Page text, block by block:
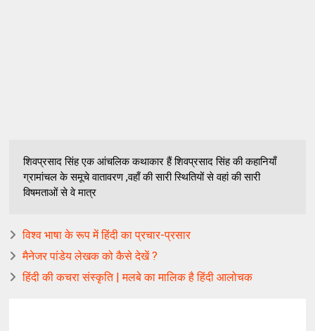
शिवप्रसाद सिंह एक आंचलिक कथाकार हैं शिवप्रसाद सिंह की कहानियाँ
ग्रामांचल के समूचे वातावरण ,वहाँ की सारी स्थितियों से वहां की सारी
विषमताओं से वे मात्र
विश्व भाषा के रूप में हिंदी का प्रचार-प्रसार
मैनेजर पांडेय लेखक को कैसे देखें ?
हिंदी की कचरा संस्‍कृति‍ | मलबे का मालि‍क है हिंदी आलोचक